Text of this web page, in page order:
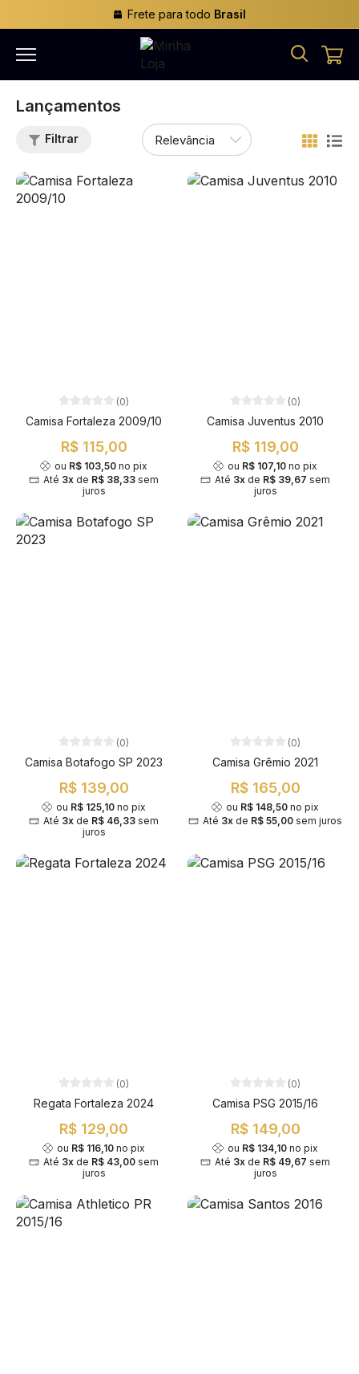
Frete para todo Brasil
Lançamentos
Filtrar
(0)
Camisa Fortaleza 2009/10
R$ 115,00
ou R$ 103,50 no pix
Até 3x de R$ 38,33 sem
juros
(0)
Camisa Juventus 2010
R$ 119,00
ou R$ 107,10 no pix
Até 3x de R$ 39,67 sem
juros
(0)
Camisa Botafogo SP 2023
R$ 139,00
ou R$ 125,10 no pix
Até 3x de R$ 46,33 sem
juros
(0)
Camisa Grêmio 2021
R$ 165,00
ou R$ 148,50 no pix
Até 3x de R$ 55,00 sem juros
(0)
Regata Fortaleza 2024
R$ 129,00
ou R$ 116,10 no pix
Até 3x de R$ 43,00 sem
juros
(0)
Camisa PSG 2015/16
R$ 149,00
ou R$ 134,10no pix
Até 3x de R$ 49,67 sem
juros